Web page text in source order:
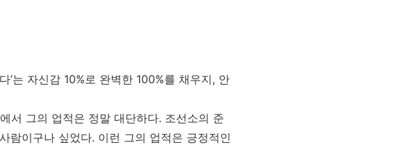
’는 자신감 10%로 완벽한 100%를 채우지, 안
서 그의 업적은 정말 대단하다. 조선소의 준
람이구나 싶었다. 이런 그의 업적은 긍정적인